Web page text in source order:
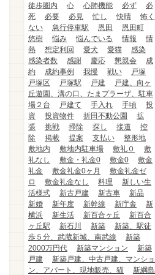
徒歩圏内
心 心肺機能 必ず
必
死
必要 必見 忙し 快晴
怖く
ない
急行停車駅 恩田
恩田町
悠樹
悩み 悩んでいる 情報
情
熱
想定利回 愛犬 愛猫
感染
感染者数
感謝 慶応 懇親会
成
約
成約事例 我慢 戦い
戸塚
戸塚区
戸塚駅 戸建
戸建、向ヶ
丘遊園、溝の口、たまプラーザ、駐車
場２台
戸建て 手入れ 手頃
投
資
投資物件 折田不動公園
拡
張
挑戦 掃除 探し 接道
控
除
掲載 提案 支払い
整形地
敷地内
敷地内駐車場 敷礼０
敷
礼なし
敷金・礼金0 敷金0
敷金
礼金
敷金礼金0ヶ月
敷金礼金ゼ
ロ
敷金礼金なし 料理
新しい生
活様式
新古戸建 新古車
新品
新婚
新年度 新幹線 新庁舎
新
横浜
新生活 新百合ヶ丘
新百合
ヶ丘駅
新石川 新築
新築、駅徒
歩５分、武蔵新城、南武線
新築
2000万円代
新築マンション
新築
戸建
新築戸建、中古戸建、マンショ
ン、アパート、現地販売、猫
新綱島